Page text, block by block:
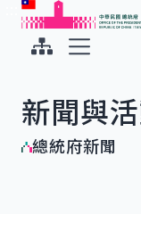
跳到主要內容
中華民國總統府
新聞與
總統府新聞